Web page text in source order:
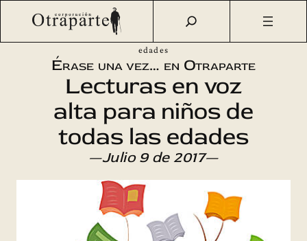
Saltar
Otraparte.org/ Agenda Cultural Talleres
Érase una vez…
en Otraparte – Lecturas en voz alta para niños de todas las
edades
Érase una vez… en Otraparte
Lecturas en voz
alta para niños de
todas las edades
—Julio 9 de 2017—